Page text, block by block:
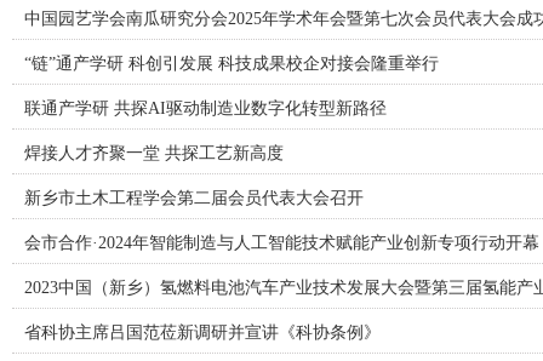
中国园艺学会南瓜研究分会2025年学术年会暨第七次会员代表大会成
“链”通产学研 科创引发展 科技成果校企对接会隆重举行
联通产学研 共探AI驱动制造业数字化转型新路径
焊接人才齐聚一堂 共探工艺新高度
新乡市土木工程学会第二届会员代表大会召开
会市合作·2024年智能制造与人工智能技术赋能产业创新专项行动开幕
2023中国（新乡）氢燃料电池汽车产业技术发展大会暨第三届氢能产
省科协主席吕国范莅新调研并宣讲《科协条例》